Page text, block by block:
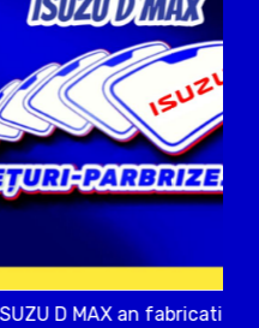
fabricatien 2018